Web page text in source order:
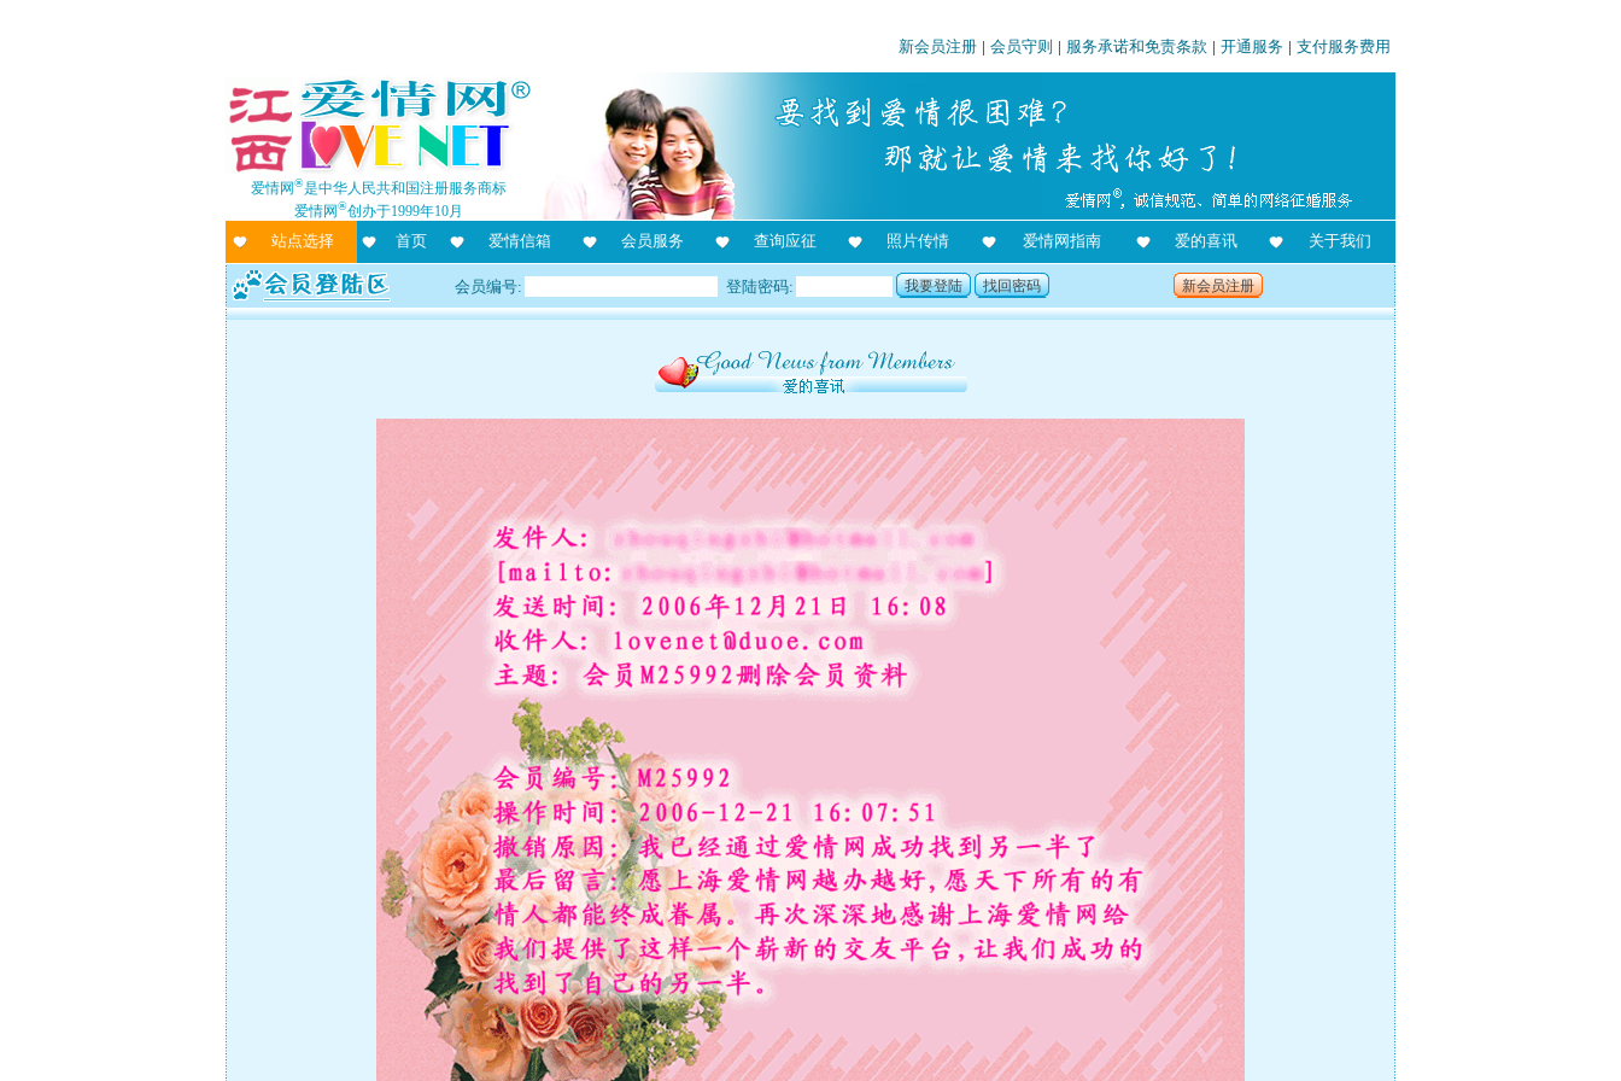
新会员注册 | 会员守则 | 服务承诺和免责条款 | 开通服务 | 支付服务费用
爱情网®是中华人民共和国注册服务商标
爱情网®创办于1999年10月
站点选择 首页 爱情信箱 会员服务 查询应征 照片传情 爱情网指南 爱的喜讯 关于我们
会员编号: 登陆密码: 我要登陆 找回密码 新会员注册